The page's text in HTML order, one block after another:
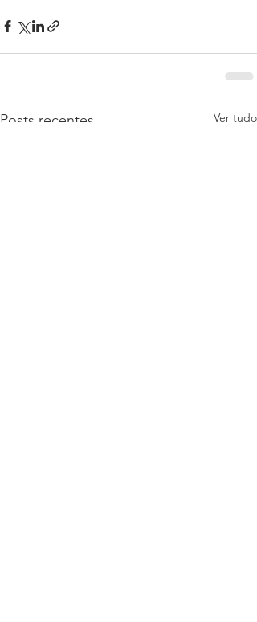
Posts recentes Ver tudo